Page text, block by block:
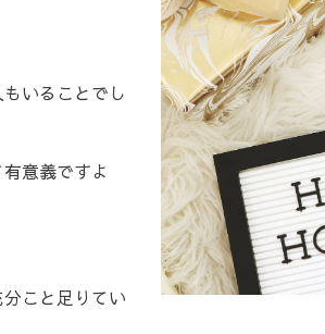
いることでし
意義ですよ
こと足りてい